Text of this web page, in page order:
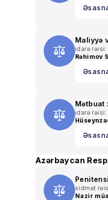
Maliyyə
idarə rəisi:
Rəhimov
Mətbuat
idarə rəisi:
Azərbaycan
xidmət
Nazir